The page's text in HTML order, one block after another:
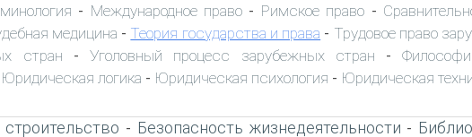
- Международное право- Римское право -
медицина - Теория государства и права - Трудовое право
стран - Уголовный процесс зарубежных стран -
Юридическая логика - Юридическая психология - Юридическая
- Безопасность жизнедеятельности -